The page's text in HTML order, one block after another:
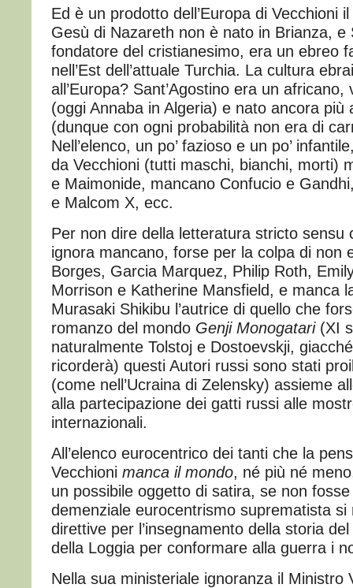
Ed è un prodotto dell’Europa di Vecchioni
Gesù di Nazareth non è nato in Brianza, e
fondatore del cristianesimo, era un ebreo
nell’Est dell’attuale Turchia. La cultura
all’Europa? Sant’Agostino era un
(oggi Annaba in Algeria) e nato ancora più
(dunque con ogni probabilità non era di
Nell’elenco, un po’ fazioso e un po’
da Vecchioni (tutti maschi, bianchi, morti)
e Maimonide, mancano Confucio e
e Malcom X, ecc.
Per non dire della letteratura stricto sensu
ignora mancano, forse per la colpa di non
Borges, Garcia Marquez, Philip Roth,
Morrison e Katherine Mansfield, e manca
Murasaki Shikibu l’autrice di quello che
romanzo del mondo Genji Monogatari(XI
naturalmente Tolstoj e Dostoevskji,
ricorderà) questi Autori russi sono stati
(come nell’Ucraina di Zelensky) assieme
alla partecipazione dei gatti russi alle
internazionali.
All’elenco eurocentrico dei tanti che la
Vecchioni manca il mondo, né più né
un possibile oggetto di satira, se non
demenziale eurocentrismo suprematista si
direttive per l’insegnamento della storia
della Loggia per conformare alla guerra i
Nella sua ministeriale ignoranza il Ministro